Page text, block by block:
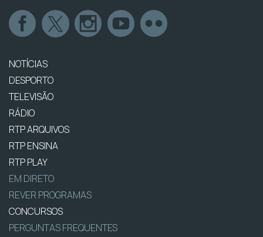
NOTÍCIAS
DESPORTO
TELEVISÃO
RÁDIO
RTP ARQUIVOS
RTP ENSINA
RTP PLAY
EM DIRETO
REVER PROGRAMAS
CONCURSOS
PERGUNTAS FREQUENTES